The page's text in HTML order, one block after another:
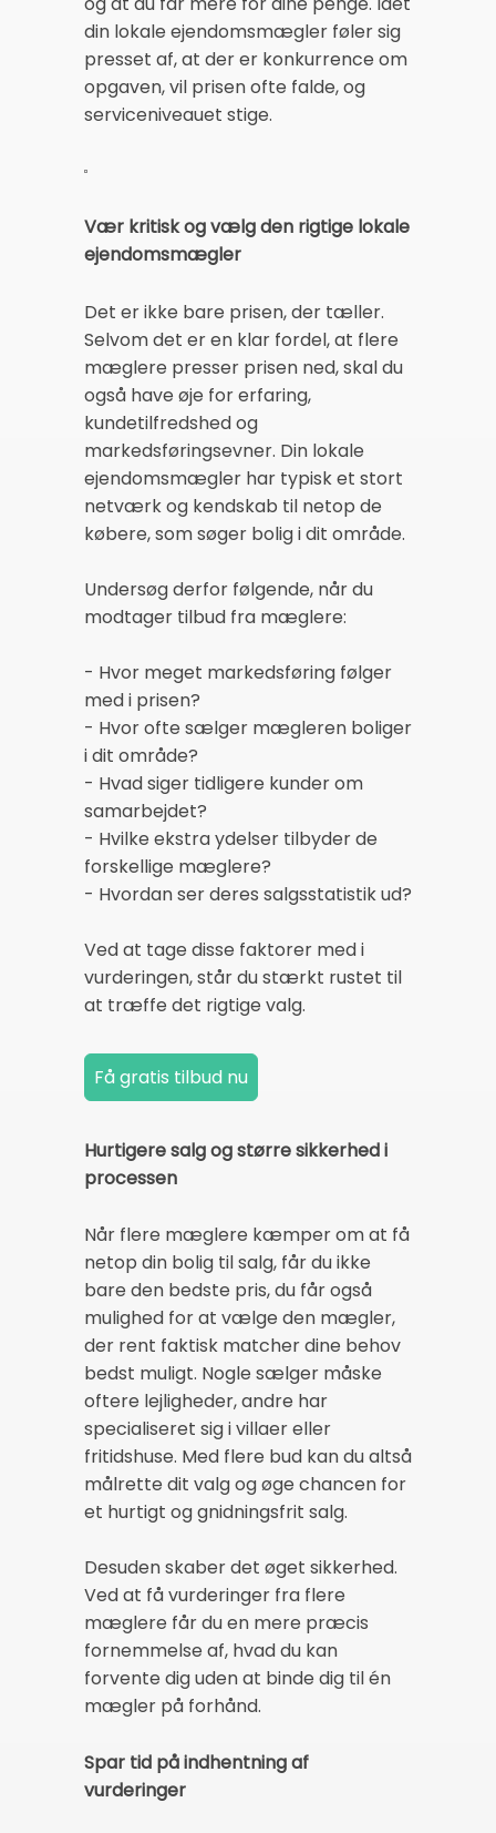
din lokale ejendomsmægler føler sig
presset af, at der er konkurrence om
opgaven, vil prisen ofte falde, og
serviceniveauet stige.
Vær kritisk og vælg den rigtige lokale
ejendomsmægler
Det er ikke bare prisen, der tæller.
Selvom det er en klar fordel, at flere
mæglere presser prisen ned, skal du
også have øje for erfaring,
kundetilfredshed og
markedsføringsevner. Din lokale
ejendomsmægler har typisk et stort
netværk og kendskab til netop de
købere, som søger bolig i dit område.
Undersøg derfor følgende, når du
modtager tilbud fra mæglere:
- Hvor meget markedsføring følger
med i prisen?
- Hvor ofte sælger mægleren boliger
i dit område?
- Hvad siger tidligere kunder om
samarbejdet?
- Hvilke ekstra ydelser tilbyder de
forskellige mæglere?
- Hvordan ser deres salgsstatistik ud?
Ved at tage disse faktorer med i
vurderingen, står du stærkt rustet til
at træffe det rigtige valg.
Hurtigere salg og større sikkerhed i
processen
Når flere mæglere kæmper om at få
netop din bolig til salg, får du ikke
bare den bedste pris, du får også
mulighed for at vælge den mægler,
der rent faktisk matcher dine behov
bedst muligt. Nogle sælger måske
oftere lejligheder, andre har
specialiseret sig i villaer eller
fritidshuse. Med flere bud kan du altså
målrette dit valg og øge chancen for
et hurtigt og gnidningsfrit salg.
Desuden skaber det øget sikkerhed.
Ved at få vurderinger fra flere
mæglere får du en mere præcis
fornemmelse af, hvad du kan
forvente dig uden at binde dig til én
mægler på forhånd.
Spar tid på indhentning af
vurderinger